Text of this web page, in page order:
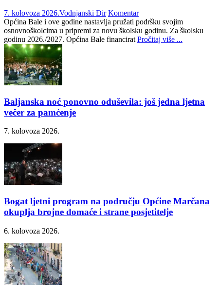
7. kolovoza 2026.Vodnjanski Đir Komentar
Općina Bale i ove godine nastavlja pružati podršku svojim
osnovnoškolcima u pripremi za novu školsku godinu. Za školsku
godinu 2026./2027. Općina Bale financirat Pročitaj više ...
Baljanska noć ponovno oduševila: još jedna ljetna
večer za pamćenje
7. kolovoza 2026.
Bogat ljetni program na području Općine Marčana
okuplja brojne domaće i strane posjetitelje
6. kolovoza 2026.